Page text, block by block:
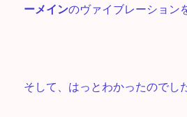
ーメインのヴァイブレーション
そして、はっとわかったのでし